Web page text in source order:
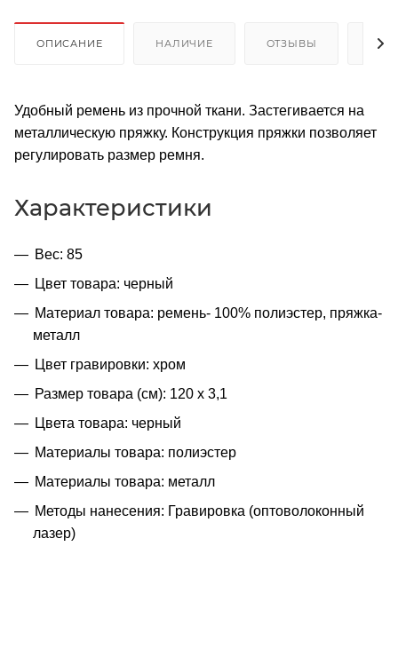
ОПИСАНИЕ НАЛИЧИЕ ОТЗЫВЫ
Удобный ремень из прочной ткани. Застегивается на
металлическую пряжку. Конструкция пряжки позволяет
регулировать размер ремня.
Характеристики
Вес: 85
Цвет товара: черный
Материал товара: ремень- 100% полиэстер, пряжка-
металл
Цвет гравировки: хром
Размер товара (см): 120 х 3,1
Цвета товара: черный
Материалы товара: полиэстер
Материалы товара: металл
Методы нанесения: Гравировка (оптоволоконный
лазер)